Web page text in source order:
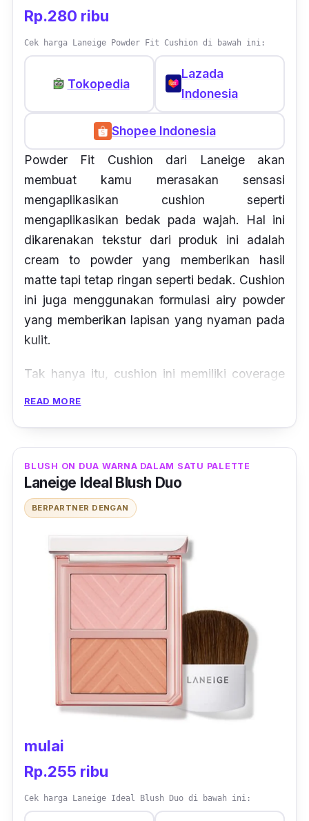
Rp.280 ribu
Cek harga Laneige Powder Fit Cushion di bawah ini:
Tokopedia
Lazada
Indonesia
Shopee Indonesia
Powder Fit Cushion dari Laneige akan
membuat kamu merasakan sensasi
mengaplikasikan cushion seperti
mengaplikasikan bedak pada wajah. Hal ini
dikarenakan tekstur dari produk ini adalah
cream to powderyang memberikan hasil
matte tapi tetap ringan seperti bedak. Cushion
ini juga menggunakan formulasi airy powder
yang memberikan lapisan yang nyaman pada
kulit.
Tak hanya itu, cushion ini memiliki coverage
complexiontidak terlihat menggumpal
maupun
READ MORE
BLUSH ON DUA WARNA DALAM SATU PALETTE
Laneige Ideal Blush Duo
BERPARTNER DENGAN
mulai
Rp.255 ribu
Cek harga Laneige Ideal Blush Duo di bawah ini: